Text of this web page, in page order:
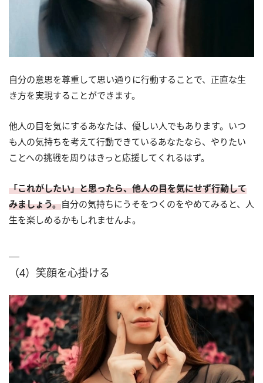
自分の意思を尊重して思い通りに行動することで、正直な生
き方を実現することができます。
他人の目を気にするあなたは、優しい人でもあります。いつ
も人の気持ちを考えて行動できているあなたなら、やりたい
ことへの挑戦を周りはきっと応援してくれるはず。
「これがしたい」と思ったら、他人の目を気にせず行動して
みましょう。自分の気持ちにうそをつくのをやめてみると、人
生を楽しめるかもしれませんよ。
（4）笑顔を心掛ける